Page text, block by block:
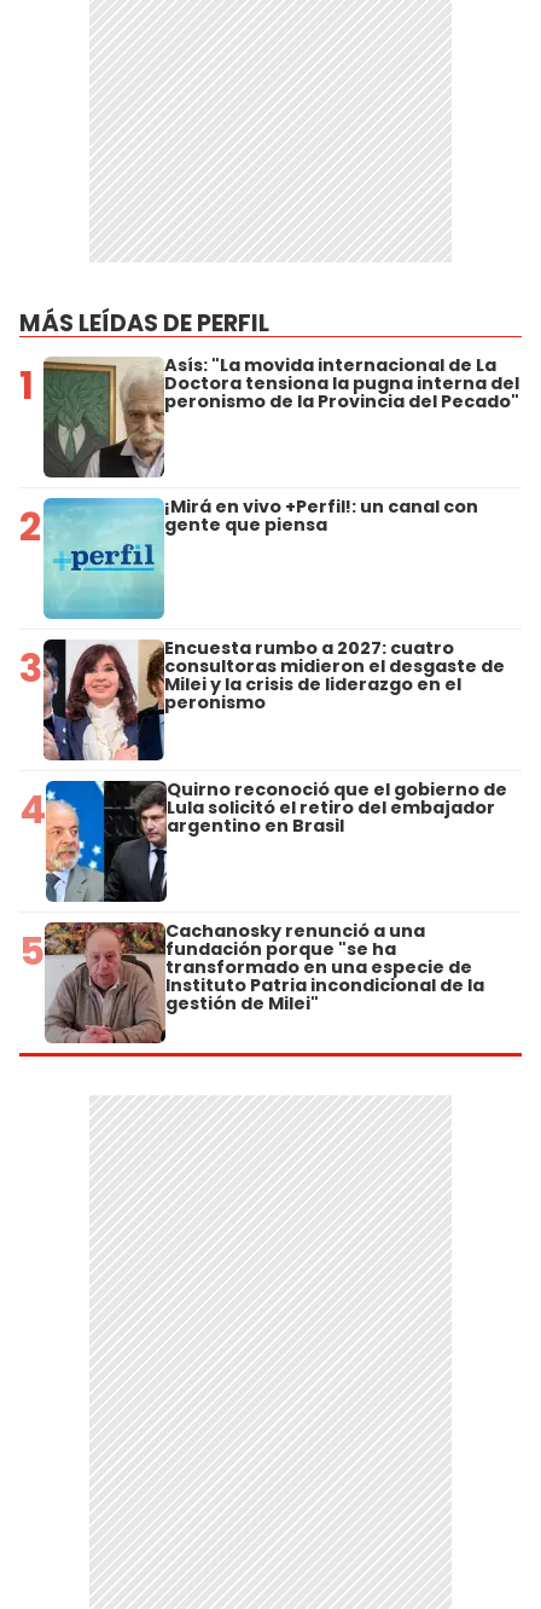
MÁS LEÍDAS DE PERFIL
1 Asís: "La movida internacional de La
Doctora tensiona la pugna interna del
peronismo de la Provincia del Pecado"
2 ¡Mirá en vivo +Perfil!: un canal con
gente que piensa
3 Encuesta rumbo a 2027: cuatro
consultoras midieron el desgaste de
Milei y la crisis de liderazgo en el
peronismo
4 Quirno reconoció que el gobierno de
Lula solicitó el retiro del embajador
argentino en Brasil
5 Cachanosky renunció a una
fundación porque "se ha
transformado en una especie de
Instituto Patria incondicional de la
gestión de Milei"